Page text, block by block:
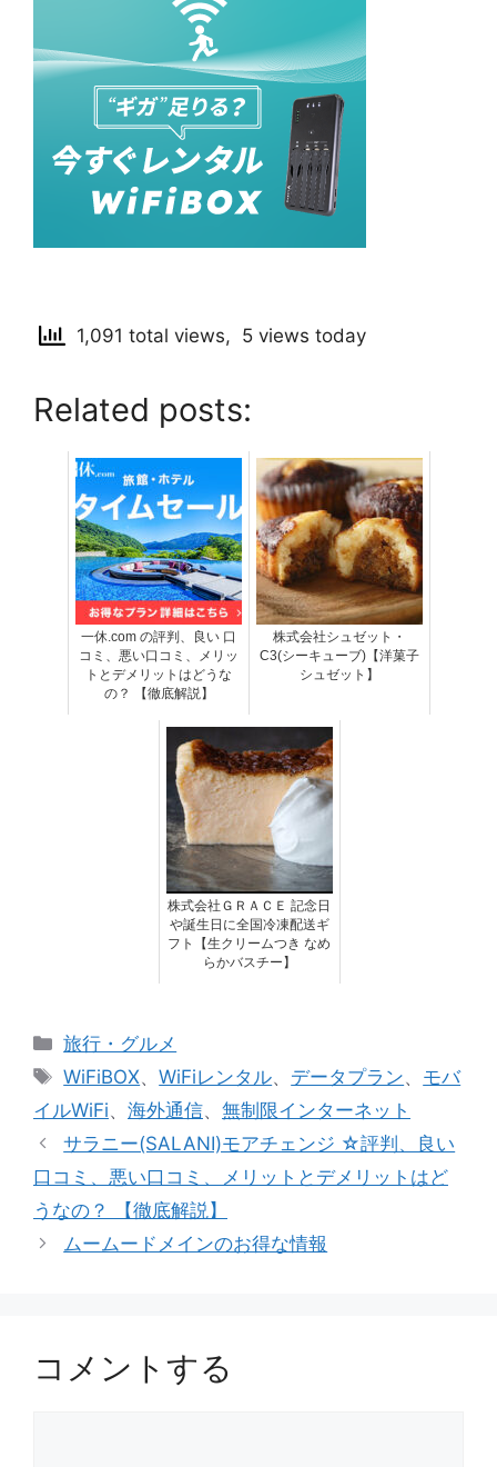
1,091 total views, 5 views today
Related posts:
一休.com の評判、良い 口
コミ、悪い口コミ、メリッ
トとデメリットはどうな
の？ 【徹底解説】
株式会社シュゼット・
C3(シーキューブ)【洋菓子
シュゼット】
株式会社ＧＲＡＣＥ 記念日
や誕生日に全国冷凍配送ギ
フト【生クリームつき なめ
らかバスチー】
カ
テ
リ
ー
旅行・グルメ
タ
グ
WiFiBOX、WiFiレンタル、 データプラン、 モバ
イルWiFi、 海外通信、 無制限インターネット
サラニー(SALANI)モアチェンジ ☆評判、良い
口コミ、悪い口コミ、メリットとデメリットはど
うなの？ 【徹底解説】
ムームードメインのお得な情報
コメントする